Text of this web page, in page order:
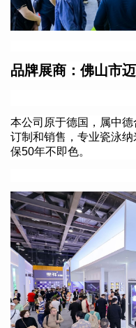
品牌展商： 佛山市
本公司原于德国，属中
订制和销售，专业瓷泳
保50年不即色。